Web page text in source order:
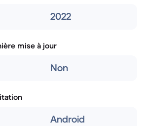
2022
mise à jour
Non
Android